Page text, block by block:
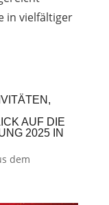
in vielfältiger
AUF DIE
2025 IN
dem